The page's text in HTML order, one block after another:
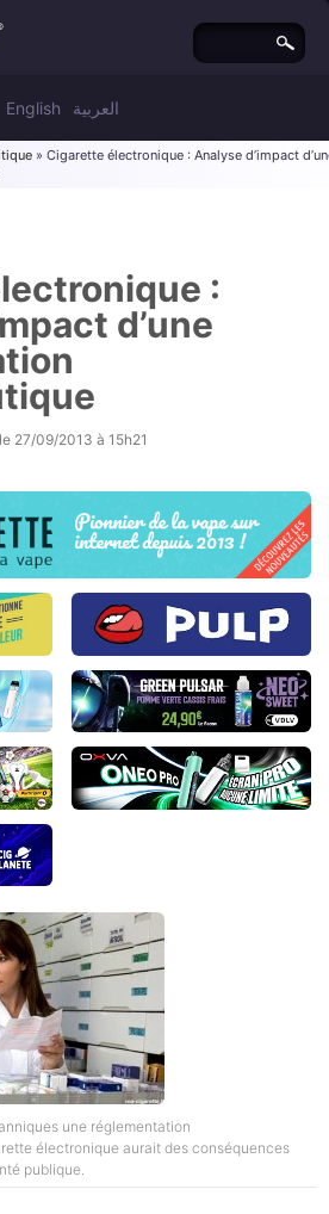
English العربية
» Cigarette électronique : Analyse d’impact
:
d’une
, le 27/09/2013 à 15h21
une réglementation
électronique aurait des conséquences
publique.